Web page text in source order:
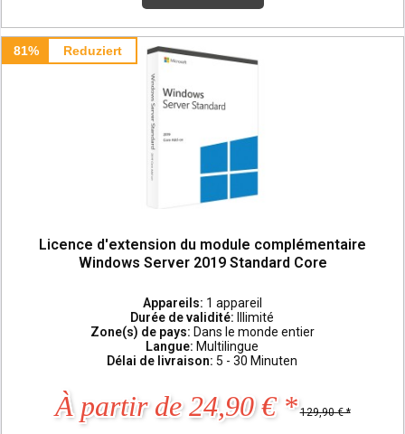
81% Reduziert
Licence d'extension du module complémentaire
Windows Server 2019 Standard Core
Appareils: 1 appareil
Durée de validité:Illimité
Zone(s) de pays: Dans le monde entier
Langue:Multilingue
Délai de livraison: 5 - 30 Minuten
À partir de 24,90 € * 129,90 € *